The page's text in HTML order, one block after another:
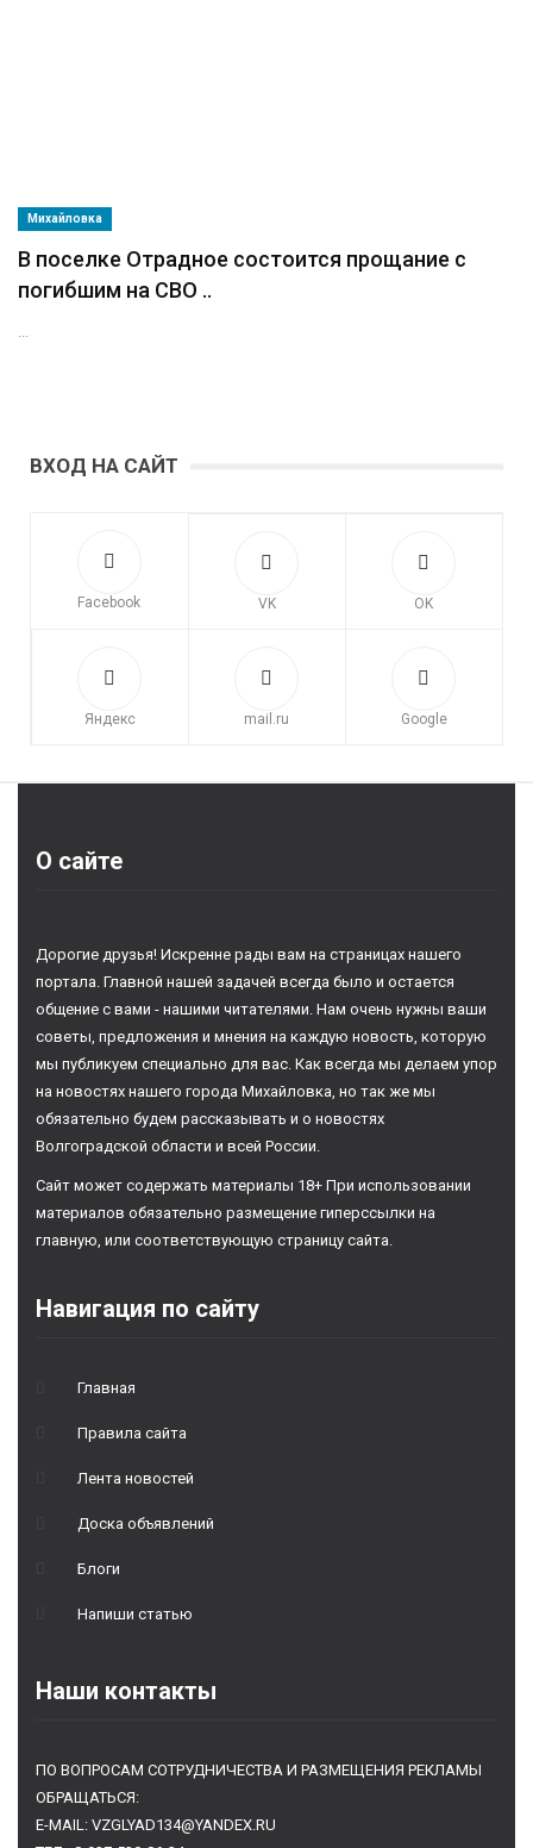
Михайловка
В поселке Отрадное состоится прощание с
погибшим на СВО ..
...
ВХОД НА САЙТ
Facebook VK OK
Яндекс mail.ru Google
О сайте
Дорогие друзья! Искренне рады вам на страницах нашего
портала. Главной нашей задачей всегда было и остается
общение с вами - нашими читателями. Нам очень нужны ваши
советы, предложения и мнения на каждую новость, которую
мы публикуем специально для вас. Как всегда мы делаем упор
на новостях нашего города Михайловка, но так же мы
обязательно будем рассказывать и о новостях
Волгоградской области и всей России.
Сайт может содержать материалы 18+ При использовании
материалов обязательно размещение гиперссылки на
главную, или соответствующую страницу сайта.
Навигация по сайту
Главная
Правила сайта
Лента новостей
Доска объявлений
Блоги
Напиши статью
Наши контакты
ПО ВОПРОСАМ СОТРУДНИЧЕСТВА И РАЗМЕЩЕНИЯ РЕКЛАМЫ
ОБРАЩАТЬСЯ:
E-MAIL: VZGLYAD134@YANDEX.RU